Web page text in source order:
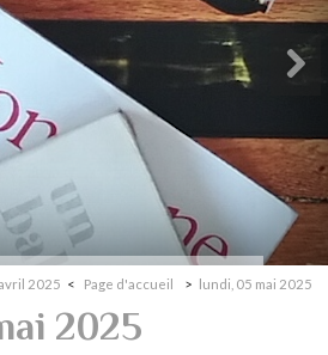
2025 Page d'accueil lundi, 05 mai 2025
2025